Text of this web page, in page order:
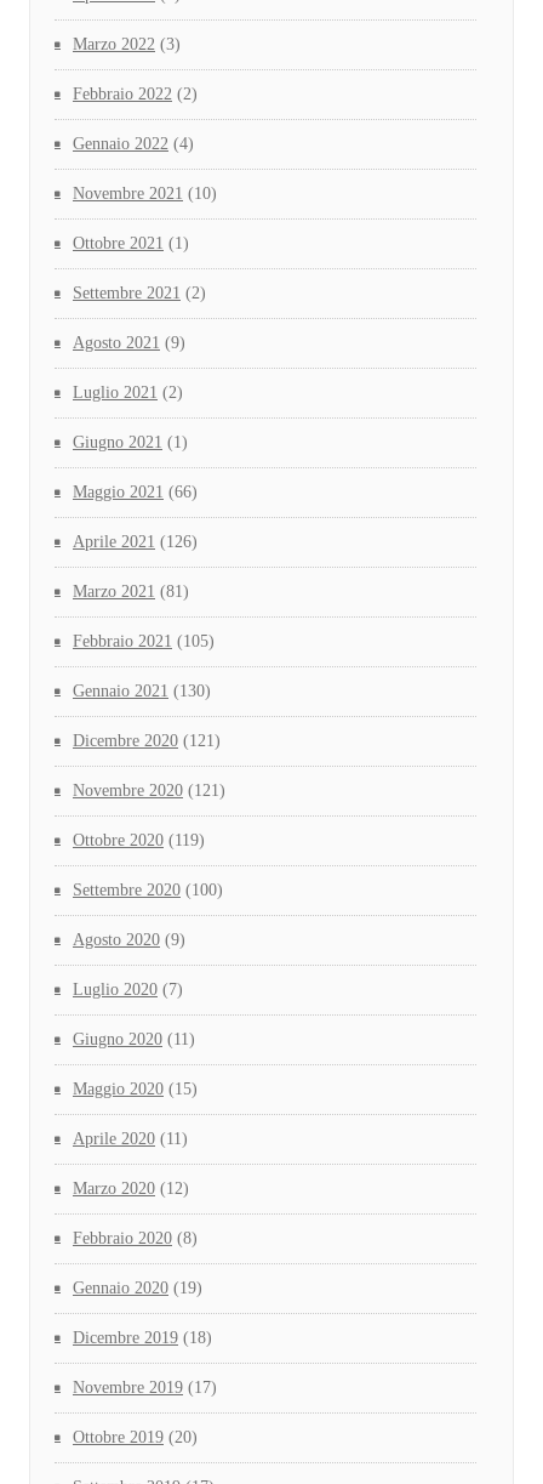
Marzo 2022 (3)
Febbraio 2022 (2)
Gennaio 2022 (4)
Novembre 2021 (10)
Ottobre 2021 (1)
Settembre 2021 (2)
Agosto 2021 (9)
Luglio 2021 (2)
Giugno 2021 (1)
Maggio 2021 (66)
Aprile 2021 (126)
Marzo 2021 (81)
Febbraio 2021 (105)
Gennaio 2021 (130)
Dicembre 2020 (121)
Novembre 2020 (121)
Ottobre 2020 (119)
Settembre 2020 (100)
Agosto 2020 (9)
Luglio 2020 (7)
Giugno 2020 (11)
Maggio 2020 (15)
Aprile 2020 (11)
Marzo 2020 (12)
Febbraio 2020 (8)
Gennaio 2020 (19)
Dicembre 2019 (18)
Novembre 2019 (17)
Ottobre 2019 (20)